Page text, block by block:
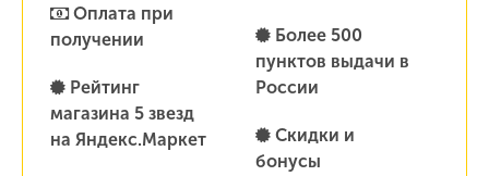
Оплата при
получении
Рейтинг
магазина 5 звезд
на Яндекс.Маркет
Более 500
пунктов выдачи в
России
Скидки и
бонусы